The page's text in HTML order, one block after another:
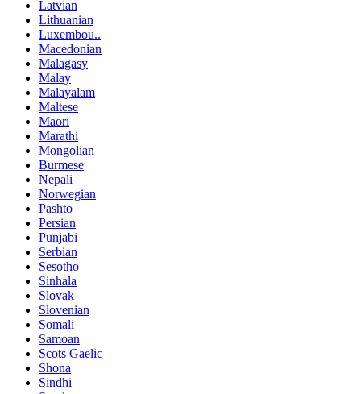
Latvian
Lithuanian
Luxembou..
Macedonian
Malagasy
Malay
Malayalam
Maltese
Maori
Marathi
Mongolian
Burmese
Nepali
Norwegian
Pashto
Persian
Punjabi
Serbian
Sesotho
Sinhala
Slovak
Slovenian
Somali
Samoan
Scots Gaelic
Shona
Sindhi